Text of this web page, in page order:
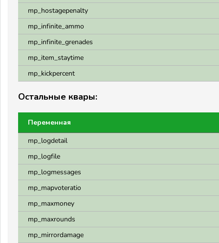
mp_hostagepenalty
mp_infinite_ammo
mp_infinite_grenades
mp_item_staytime
mp_kickpercent
Остальные квары:
Переменная
mp_logdetail
mp_logfile
mp_logmessages
mp_mapvoteratio
mp_maxmoney
mp_maxrounds
mp_mirrordamage